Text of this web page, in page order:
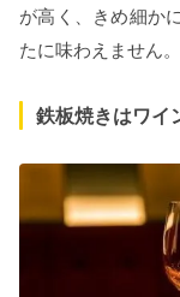
が高く、きめ細か
たに味わえません。
鉄板焼きはワ